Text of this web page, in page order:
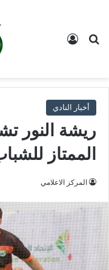
بحث عن
أخبار النادي
ريشة النور
الممتاز
المركز الاعلامي